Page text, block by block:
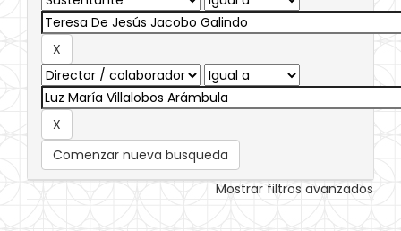
Comenzar nueva busqueda
Mostrar filtros avanzados